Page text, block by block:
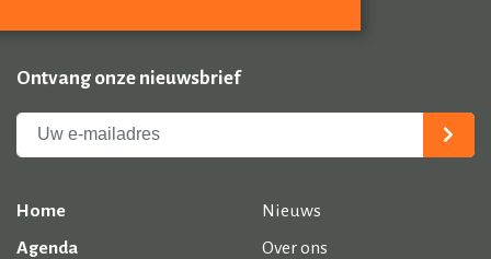
Ontvang onze nieuwsbrief
Home
Agenda
Nieuws
Over ons